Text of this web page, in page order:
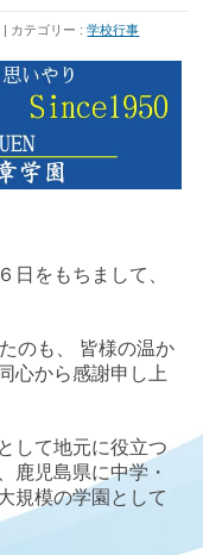
カテゴリー :学校行事
日をもちまして、
のも、 皆様の温か
心から感謝申し上
して地元に役立つ
鹿児島県に中学・
規模の学園として